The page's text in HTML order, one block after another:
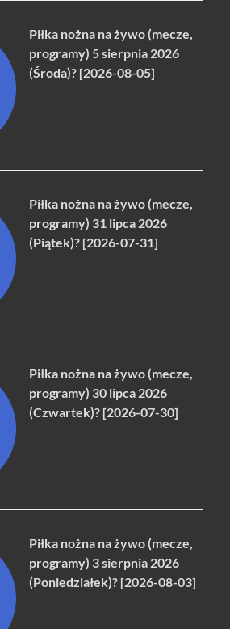
Piłka nożna na żywo (mecze,
programy) 5 sierpnia 2026
(Środa)? [2026-08-05]
Piłka nożna na żywo (mecze,
programy) 31 lipca 2026
(Piątek)? [2026-07-31]
Piłka nożna na żywo (mecze,
programy) 30 lipca 2026
(Czwartek)? [2026-07-30]
Piłka nożna na żywo (mecze,
programy) 3 sierpnia 2026
(Poniedziałek)? [2026-08-03]